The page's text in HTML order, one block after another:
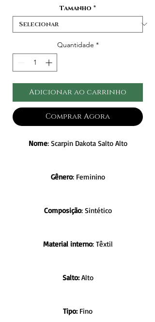
Tamanho *
Quantidade *
Adicionar ao carrinho
Comprar Agora
Nome: Scarpin Dakota Salto Alto
Gênero: Feminino
Composição: Sintético
Material interno: Têxtil
Salto:Alto
Tipo:Fino